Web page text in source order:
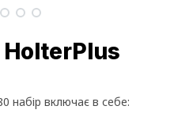
набір включає в себе: